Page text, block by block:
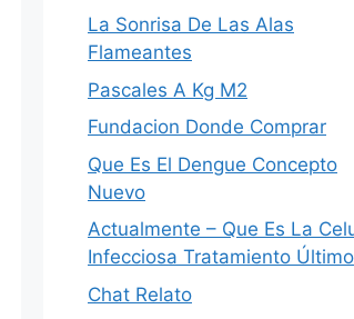
La Sonrisa De Las Alas
Flameantes
Pascales A Kg M2
Fundacion Donde Comprar
Que Es El Dengue Concepto
Nuevo
Actualmente – Que Es La
Infecciosa Tratamiento Último
Chat Relato